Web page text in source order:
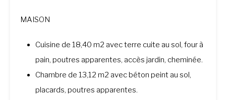
MAISON
Cuisine de 18,40 m2 avec terre cuite au sol, four à
pain, poutres apparentes, accès jardin, cheminée.
Chambre de 13,12 m2 avec béton peint au sol,
placards, poutres apparentes.